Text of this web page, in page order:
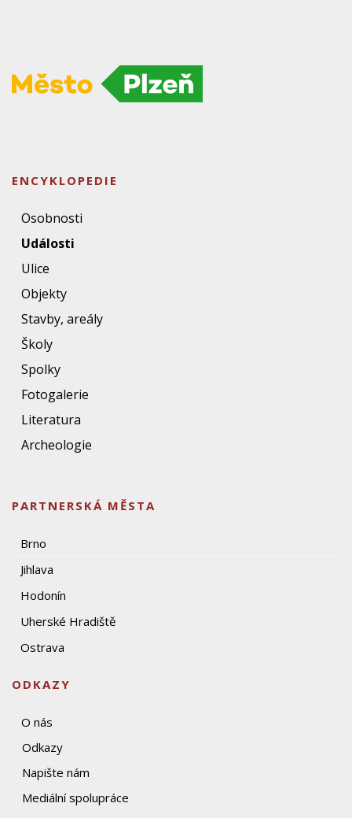
ENCYKLOPEDIE
Osobnosti
Události
Ulice
Objekty
Stavby, areály
Školy
Spolky
Fotogalerie
Literatura
Archeologie
PARTNERSKÁ MĚSTA
Brno
Jihlava
Hodonín
Uherské Hradiště
Ostrava
ODKAZY
O nás
Odkazy
Napište nám
Mediální spolupráce